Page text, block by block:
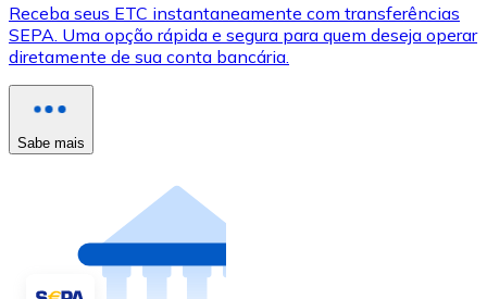
Receba seus ETC instantaneamente com transferências
SEPA. Uma opção rápida e segura para quem deseja operar
diretamente de sua conta bancária.
Sabe mais